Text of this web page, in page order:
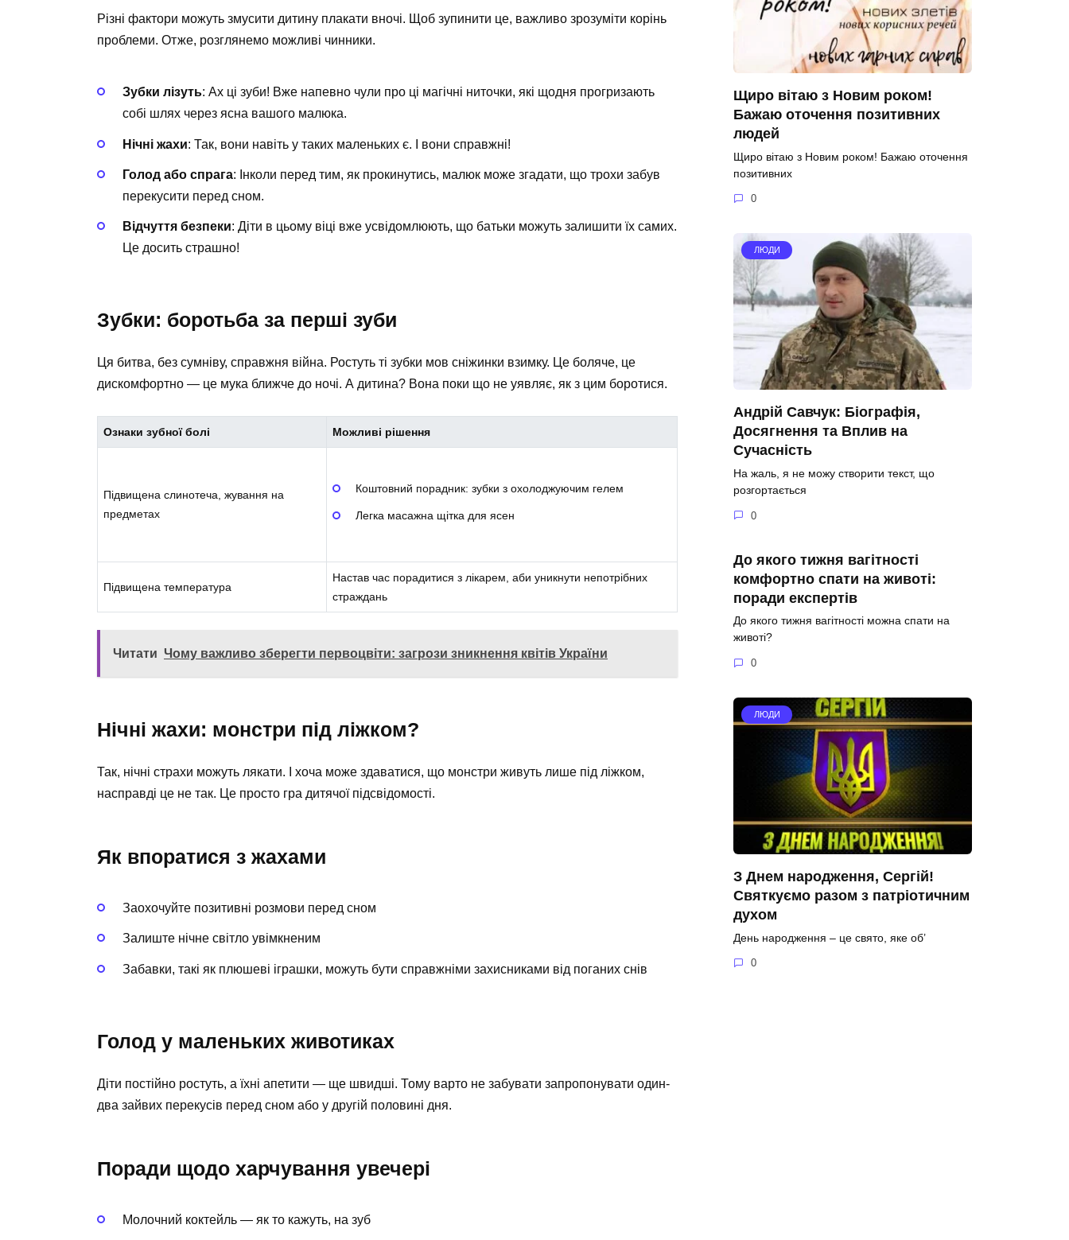
Різні фактори можуть змусити дитину плакати вночі. Щоб зупинити це, важливо зрозуміти корінь
проблеми. Отже, розглянемо можливі чинники.
Зубки лізуть: Ах ці зуби! Вже напевно чули про ці магічні ниточки, які щодня прогризають
собі шлях через ясна вашого малюка.
Нічні жахи: Так, вони навіть у таких маленьких є. І вони справжні!
Голод або спрага: Інколи перед тим, як прокинутись, малюк може згадати, що трохи забув
перекусити перед сном.
Відчуття безпеки: Діти в цьому віці вже усвідомлюють, що батьки можуть залишити їх самих.
Це досить страшно!
Зубки: боротьба за перші зуби
Ця битва, без сумніву, справжня війна. Ростуть ті зубки мов сніжинки взимку. Це боляче, це
дискомфортно — це мука ближче до ночі. А дитина? Вона поки що не уявляє, як з цим боротися.
Ознаки зубної болі Можливі рішення
Підвищена слинотеча, жування на
предметах
Коштовний порадник: зубки з охолоджуючим гелем
Легка масажна щітка для ясен
Підвищена температура
Настав час порадитися з лікарем, аби уникнути непотрібних
страждань
Читати Чому важливо зберегти первоцвіти: загрози зникнення квітів України
Нічні жахи: монстри під ліжком?
Так, нічні страхи можуть лякати. І хоча може здаватися, що монстри живуть лише під ліжком,
насправді це не так. Це просто гра дитячої підсвідомості.
Як впоратися з жахами
Заохочуйте позитивні розмови перед сном
Залиште нічне світло увімкненим
Забавки, такі як плюшеві іграшки, можуть бути справжніми захисниками від поганих снів
Голод у маленьких животиках
Діти постійно ростуть, а їхні апетити — ще швидші. Тому варто не забувати запропонувати один-
два зайвих перекусів перед сном або у другій половині дня.
Поради щодо харчування увечері
Молочний коктейль — як то кажуть, на зуб
Щиро вітаю з Новим роком!
Бажаю оточення позитивних
людей
Щиро вітаю з Новим роком! Бажаю оточення
позитивних
0
ЛЮДИ
Андрій Савчук: Біографія,
Досягнення та Вплив на
Сучасність
На жаль, я не можу створити текст, що
розгортається
0
До якого тижня вагітності
комфортно спати на животі:
поради експертів
До якого тижня вагітності можна спати на
животі?
0
ЛЮДИ
З Днем народження, Сергій!
Святкуємо разом з патріотичним
духом
День народження – це свято, яке об’
0